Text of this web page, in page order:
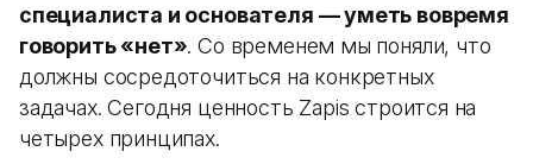
специалиста и основателя — уметь вовремя
говорить «нет». Со временем мы поняли, что
должны сосредоточиться на конкретных
задачах. Сегодня ценность Zapis строится на
четырех принципах.